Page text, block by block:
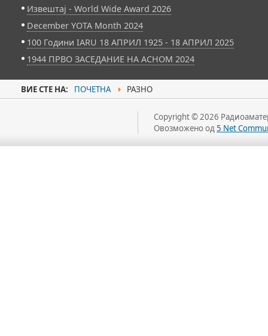
Извештај - World Wide Award 2026
December YOTA Month 2024
100 Години IARU 18 АПРИЛ 1925 - 18 АПРИЛ 2025
1944 ПРВО ЗАСЕДАНИЕ НА АСНОМ 2024
ВИЕ СТЕ НА: ПОЧЕТНА РАЗНО
Copyright © 2026
Овозможено од5 Net